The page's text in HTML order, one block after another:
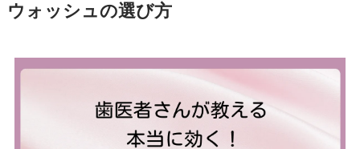
ウォッシュの選び方